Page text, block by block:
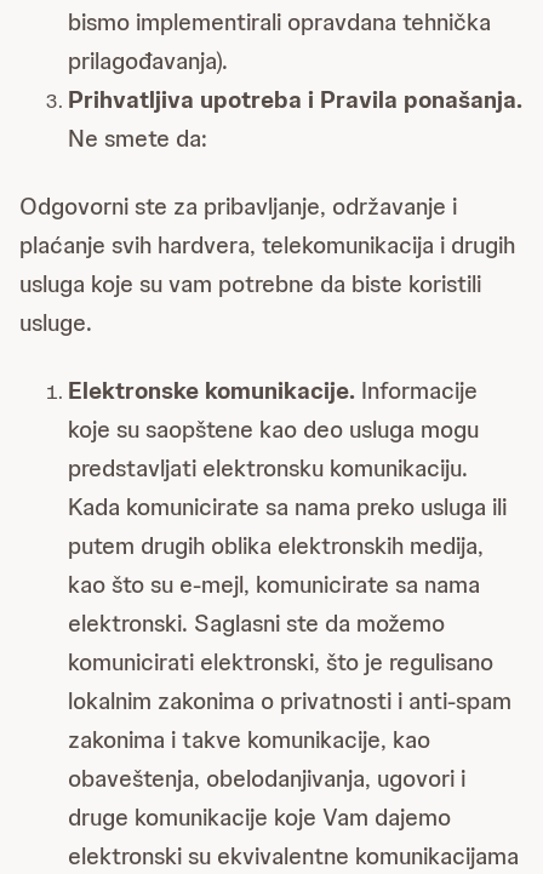
bismo implementirali opravdana tehnička
prilagođavanja).
Prihvatljiva upotreba i Pravila ponašanja.
Ne smete da:
Odgovorni ste za pribavljanje, održavanje i
plaćanje svih hardvera, telekomunikacija i drugih
usluga koje su vam potrebne da biste koristili
usluge.
Elektronske komunikacije. Informacije
koje su saopštene kao deo usluga mogu
predstavljati elektronsku komunikaciju.
Kada komunicirate sa nama preko usluga ili
putem drugih oblika elektronskih medija,
kao što su e-mejl, komunicirate sa nama
elektronski. Saglasni ste da možemo
komunicirati elektronski, što je regulisano
lokalnim zakonima o privatnosti i anti-spam
zakonima i takve komunikacije, kao
obaveštenja, obelodanjivanja, ugovori i
druge komunikacije koje Vam dajemo
elektronski su ekvivalentne komunikacijama